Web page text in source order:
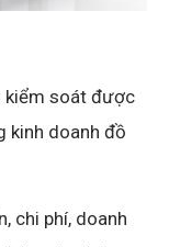
kiểm soát được
kinh doanh đồ
chi phí, doanh